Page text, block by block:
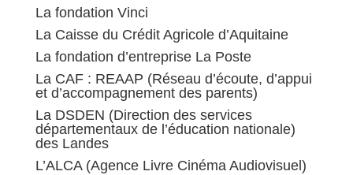
La fondation Vinci
La Caisse du Crédit Agricole d’Aquitaine
La fondation d’entreprise La Poste
La CAF : REAAP (Réseau d’écoute, d’appui
et d’accompagnement des parents)
La DSDEN (Direction des services
départementaux de l’éducation nationale)
des Landes
L’ALCA (Agence Livre Cinéma Audiovisuel)